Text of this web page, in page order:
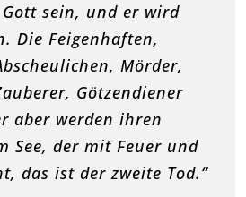
sein, und er wird
Die Feigenhaften,
Mörder,
Götzendiener
aber werden ihren
See, der mit Feuer und
das ist der zweite Tod.“